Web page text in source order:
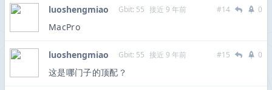
luoshengmiao Gbit: 55 接近 9 年前 #14 0
MacPro
luoshengmiao Gbit: 55 接近 9 年前 #15 0
这是哪门子的顶配？